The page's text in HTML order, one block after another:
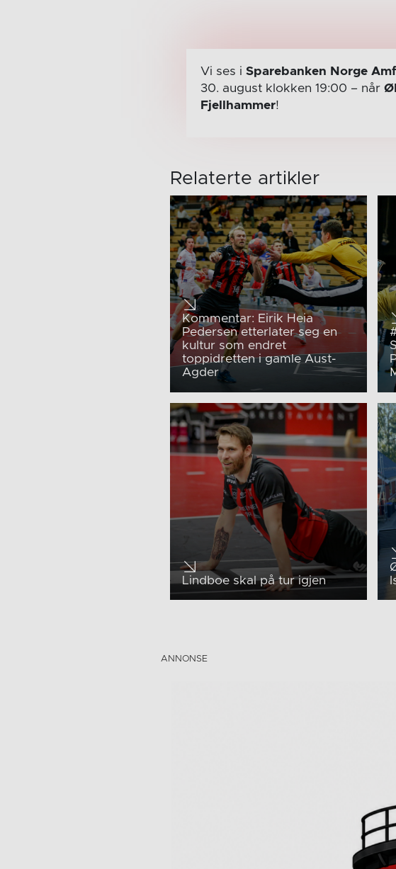
Vi ses i Sparebanken Norge
30. august klokken 19:00 – når
Fjellhammer!
Relaterte artikler
Kommentar: Eirik Heia
Pedersen etterlater seg en
kultur som endret
toppidretten i gamle Aust-
Agder
Lindboe skal på tur igjen